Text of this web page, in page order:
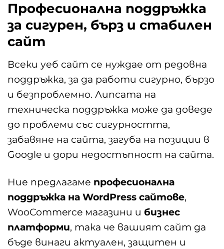
Професионална поддръжка
за сигурен, бърз и стабилен
сайт
Всеки уеб сайт се нуждае от редовна
поддръжка, за да работи сигурно, бързо
и безпроблемно. Липсата на
техническа поддръжка може да доведе
до проблеми със сигурността,
забавяне на сайта, загуба на позиции в
Google и дори недостъпност на сайта.
Ние предлагаме професионална
поддръжка на WordPress сайтове,
WooCommerce магазини и бизнес
платформи, така че вашият сайт да
бъде винаги актуален, защитен и